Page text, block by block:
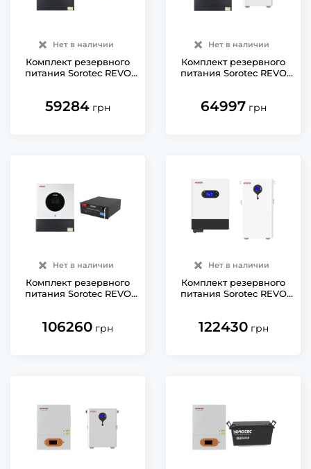
Нет в наличии
Комплект резервного
питания Sorotec REVO
59284 грн
Нет в наличии
Комплект резервного
питания Sorotec REVO
wall
64997 грн
Нет в наличии
Комплект резервного
питания Sorotec REVO
5120Wh
106260 грн
Нет в наличии
Комплект резервного
питания Sorotec REVO
10240Wh Wi-Fi
122430 грн